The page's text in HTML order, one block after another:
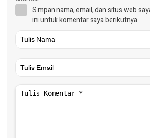
Simpan nama, email, dan situs web
ini untuk komentar saya berikutnya.